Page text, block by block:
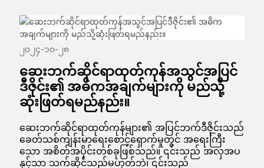
၂၀၂၄-၁၀-၂၈
ဆေးဘက်ဆိုင်ရာထုတ်ကုန်အသွင်အပြင်
ဒီဇိုင်း၏ အဓိကအချက်များကို မည်သို့
ဆုံးဖြတ်ရမည်နည်း။
ဆေးဘက်ဆိုင်ရာထုတ်ကုန်များ၏ အပြင်ဘက်ဒီဇိုင်းသည်
ခေတ်သစ်ကျန်းမာရေးစောင့်ရှောက်မှုတွင် အရေးကြီး
သော အစိတ်အပိုင်းတစ်ခုဖြစ်သည်။ ၎င်းသည် အလှအပ
နှင့်သာ သက်ဆိုင်သည်မဟုတ်ဘဲ၊ ၎င်းသည်